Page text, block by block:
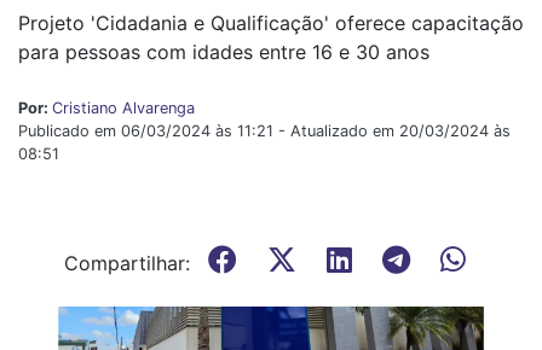
Projeto 'Cidadania e Qualificação' oferece capacitação
para pessoas com idades entre 16 e 30 anos
Por: Cristiano Alvarenga
Publicado em 06/03/2024 às 11:21 - Atualizado em 20/03/2024 às
08:51
Compartilhar: